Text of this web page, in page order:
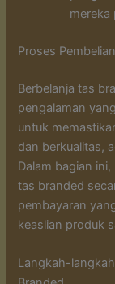
mereka
Proses
Berbelanja tas
pengalaman
untuk
dan berkualitas,
Dalam bagian
tas branded
pembayaran
keaslian produk
Langkah-